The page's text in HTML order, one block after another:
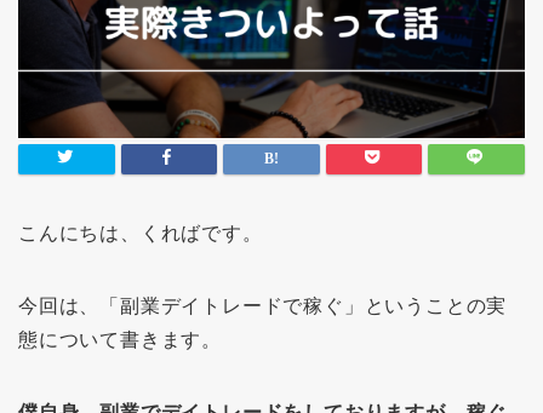
こんにちは、くればです。
今回は、「副業デイトレードで稼ぐ」ということの実
態について書きます。